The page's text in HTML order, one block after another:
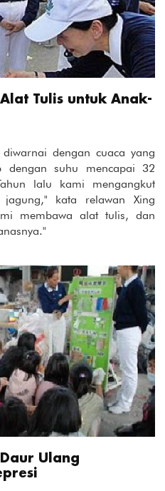
Tulis untuk Anak-
diwarnai dengan cuaca yang
dengan suhu mencapai 32
lalu kami mengangkut
kata relawan Xing
membawa alat tulis, dan
Ulang